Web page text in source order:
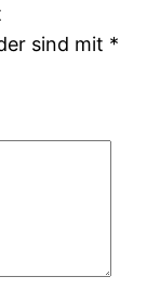
sind mit *